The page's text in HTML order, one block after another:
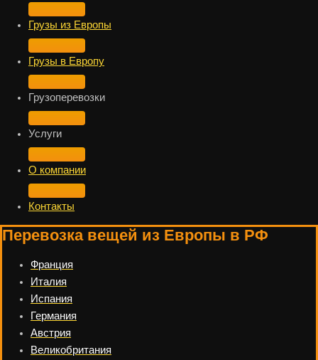
Грузы из Европы
Грузы в Европу
Грузоперевозки
Услуги
О компании
Контакты
Перевозка вещей из Европы в РФ
Франция
Италия
Испания
Германия
Австрия
Великобритания